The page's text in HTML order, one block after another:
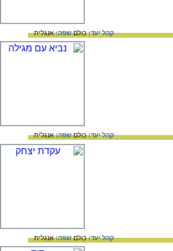
קהל יעד:כולםשפה:אנגלית
קהל יעד:כולםשפה:אנגלית
קהל יעד:כולםשפה:אנגלית